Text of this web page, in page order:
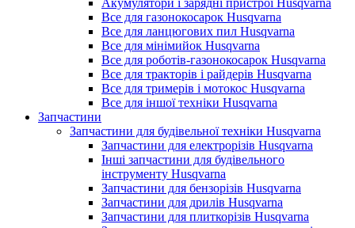
Акумулятори і зарядні пристрої Husqvarna
Все для газонокосарок Husqvarna
Все для ланцюгових пил Husqvarna
Все для мінімийок Husqvarna
Все для роботів-газонокосарок Husqvarna
Все для тракторів і райдерів Husqvarna
Все для тримерів і мотокос Husqvarna
Все для іншої техніки Husqvarna
Запчастини
Запчастини для будівельної техніки Husqvarna
Запчастини для електрорізів Husqvarna
Інші запчастини для будівельного
інструменту Husqvarna
Запчастини для бензорізів Husqvarna
Запчастини для дрилів Husqvarna
Запчастини для плиткорізів Husqvarna